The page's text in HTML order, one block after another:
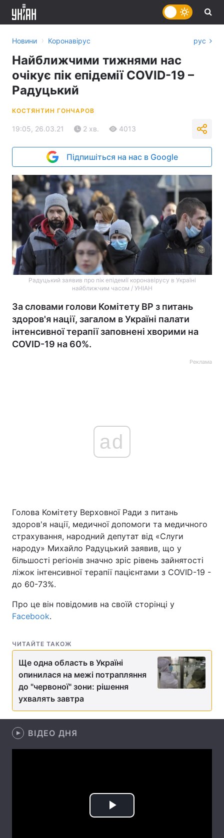
Україна Політика
Економіка Світ
Наука
Техно і зв'язок Лайт
Інциденти
Здоров'я
Цікавинки
Екологія Регіони
Лонгріди
Відео з Youtube Статті
Інтерв'ю
Новини › Коронавірус рус
Найближчими тижнями нас
очікує пік епідемії COVID-19 –
Радуцький
КОСТЯНТИН ГОНЧАРОВ
19:05, 26.03.21 2 хв. 4013
Підпишіться на нас в Google
Радуцький заявив про пік епідемії коронавірусу в Україні
найближчим часом / УНІАН
За словами голови Комітету ВР з питань
здоров'я нації, загалом в Україні палати
інтенсивної терапії заповнені хворими на
COVID-19 на 60%.
Реклама
ad
Голова Комітету Верховної Ради з питань
здоров'я нації, медичної допомоги та медичного
страхування, народний депутат від «Слуги
народу» Михайло Радуцький заявив, що у
більшості регіонів значно зріс рівень зайнятості
ліжок інтенсивної терапії пацієнтами з COVID-19 -
до 60-73%.
Про це він повідомив на своїй сторінці у
Facebook.
ЧИТАЙТЕ ТАКОЖ
Ще одна область в Україні
опинилася на межі потрапляння
до "червоної" зони: рішення
ухвалять завтра
ВІДЕО ДНЯ
Play